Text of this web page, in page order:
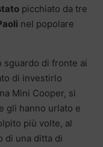
picchiato da tre
nel popolare
sguardo di fronte ai
di investirlo
Mini Cooper, si
gli hanno urlato e
più volte, al
di una ditta di